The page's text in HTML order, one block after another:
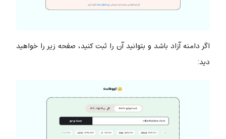
اگر دامنه آزاد باشد و بتوانید آن را ثبت کنید، صفحه زیر را خواهید
دید: